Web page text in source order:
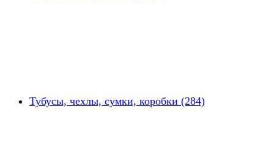
Тубусы, чехлы, сумки, коробки (284)